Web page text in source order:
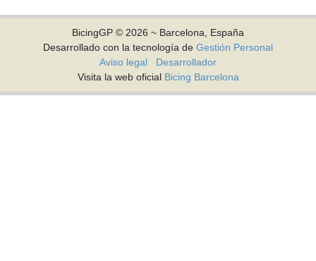
BicingGP © 2026 ~ Barcelona, España
Desarrollado con la tecnología de Gestión Personal
Aviso legal
Desarrollador
Visita la web oficial Bicing Barcelona